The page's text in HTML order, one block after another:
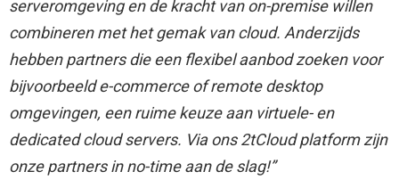
serveromgeving en de kracht van on-premise willen
combineren met het gemak van cloud. Anderzijds
hebben partners die een flexibel aanbod zoeken voor
bijvoorbeeld e-commerce of remote desktop
omgevingen, een ruime keuze aan virtuele- en
dedicated cloud servers. Via ons 2tCloud platform zijn
onze partners in no-time aan de slag!”